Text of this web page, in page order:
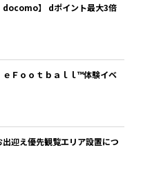
docomo】 dポイント最大3倍
Ｆｏｏｔｂａｌｌ™体験イベ
迎え優先観覧エリア設置につ